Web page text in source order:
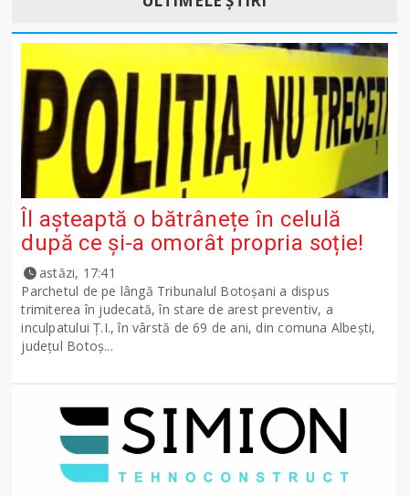
Îl așteaptă o bătrânețe în celulă
după ce și-a omorât propria soție!
astăzi, 17:41
Parchetul de pe lângă Tribunalul Botoşani a dispus
trimiterea în judecată, în stare de arest preventiv, a
inculpatului Ț.I., în vârstă de 69 de ani, din comuna Albești,
județul Botoș...